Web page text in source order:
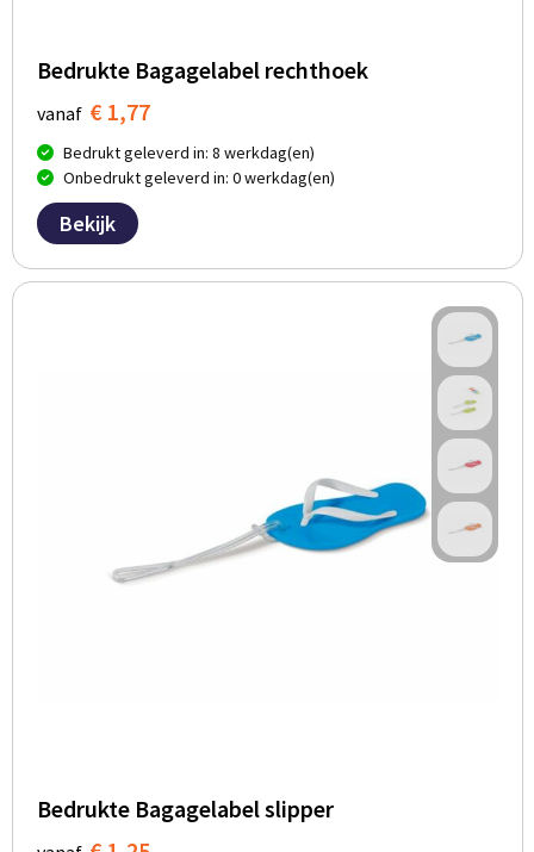
Bedrukte Bagagelabel rechthoek
vanaf € 1,77
Bedrukt geleverd in: 8 werkdag(en)
Onbedrukt geleverd in: 0 werkdag(en)
Bekijk
Bedrukte Bagagelabel slipper